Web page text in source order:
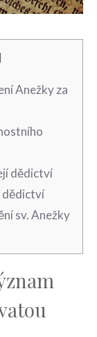
Anežky ‌za
dědictví
dědictví
sv.⁢ Anežky